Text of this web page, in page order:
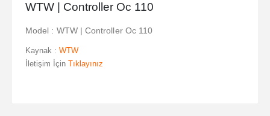
WTW | Controller Oc 110
Model : WTW | Controller Oc 110
Kaynak : WTW
İletişim İçin Tıklayınız